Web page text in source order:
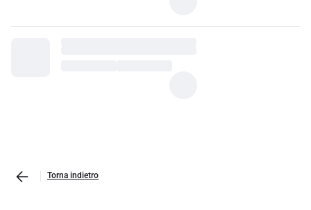
Torna indietro